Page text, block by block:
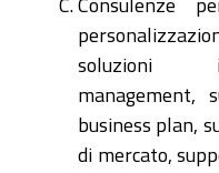
Consulenze
soluzioni
management,
business plan,
di mercato,